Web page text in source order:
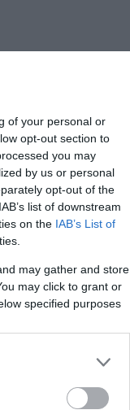
of your personal or
opt-out section to
you may
by us or personal
opt-out of the
list of downstream
on the IAB’s List of
may gather and store
may click to grant or
specified purposes